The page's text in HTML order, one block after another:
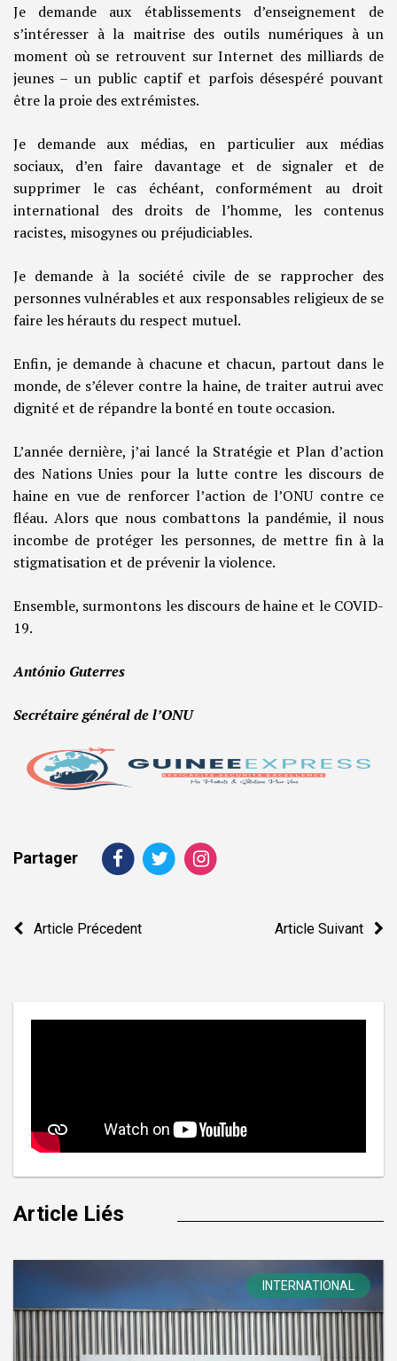
Je demande aux établissements d’enseignement de
s’intéresser à la maitrise des outils numériques à un
moment où se retrouvent sur Internet des milliards de
jeunes – un public captif et parfois désespéré pouvant
être la proie des extrémistes.
Je demande aux médias, en particulier aux médias
sociaux, d’en faire davantage et de signaler et de
supprimer le cas échéant, conformément au droit
international des droits de l’homme, les contenus
racistes, misogynes ou préjudiciables.
Je demande à la société civile de se rapprocher des
personnes vulnérables et aux responsables religieux de se
faire les hérauts du respect mutuel.
Enfin, je demande à chacune et chacun, partout dans le
monde, de s’élever contre la haine, de traiter autrui avec
dignité et de répandre la bonté en toute occasion.
L’année dernière, j’ai lancé la Stratégie et Plan d’action
des Nations Unies pour la lutte contre les discours de
haine en vue de renforcer l’action de l’ONU contre ce
fléau. Alors que nous combattons la pandémie, il nous
incombe de protéger les personnes, de mettre fin à la
stigmatisation et de prévenir la violence.
Ensemble, surmontons les discours de haine et le COVID-
19.
António Guterres
Secrétaire général de l’ONU
Partager
Navigation
Article Précedent Article Suivant
Article Liés
INTERNATIONAL